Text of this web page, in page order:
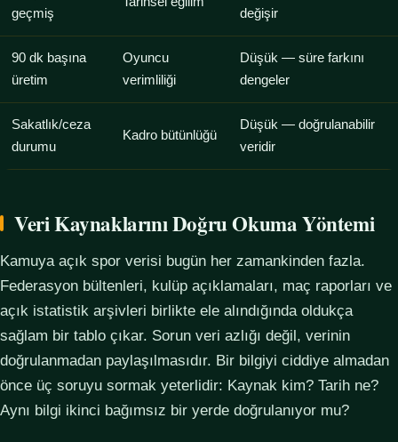
geçmiş
değişir
90 dk başına
üretim
Oyuncu
verimliliği
Düşük — süre farkını
dengeler
Sakatlık/ceza
durumu
Kadro bütünlüğü
Düşük — doğrulanabilir
veridir
Veri Kaynaklarını Doğru Okuma Yöntemi
Kamuya açık spor verisi bugün her zamankinden fazla.
Federasyon bültenleri, kulüp açıklamaları, maç raporları ve
açık istatistik arşivleri birlikte ele alındığında oldukça
sağlam bir tablo çıkar. Sorun veri azlığı değil, verinin
doğrulanmadan paylaşılmasıdır. Bir bilgiyi ciddiye almadan
önce üç soruyu sormak yeterlidir: Kaynak kim? Tarih ne?
Aynı bilgi ikinci bağımsız bir yerde doğrulanıyor mu?